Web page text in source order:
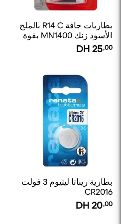
بطاريات جافة R14 C بالملح
الأسود زنك MN1400 بقوة
1.50 فولت من ماكسيل25,00
بطارية ريناتا ليثيوم 3 فولت
CR2016
20,00